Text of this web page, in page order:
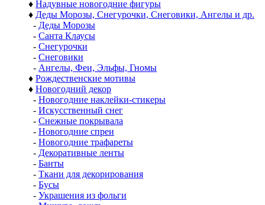
♦ Надувные новогодние фигуры
♦ Деды Морозы, Снегурочки, Снеговики, Ангелы и др.
- Деды Морозы
- Санта Клаусы
- Снегурочки
- Снеговики
- Ангелы, Феи, Эльфы, Гномы
♦ Рождественские мотивы
♦ Новогодний декор
- Новогодние наклейки-стикеры
- Искусственный снег
- Снежные покрывала
- Новогодние спреи
- Новогодние трафареты
- Декоративные ленты
- Банты
- Ткани для декорирования
- Бусы
- Украшения из фольги